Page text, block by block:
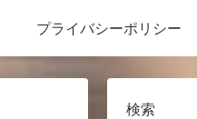
プライバシーポリシー
検索